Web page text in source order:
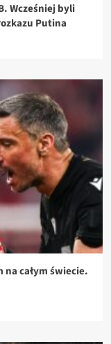
Wcześniej byli
Putina
na całym świecie.